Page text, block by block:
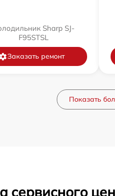
Sharp SJ-
F95STSL
Заказать ремонт
Показать
сервисного